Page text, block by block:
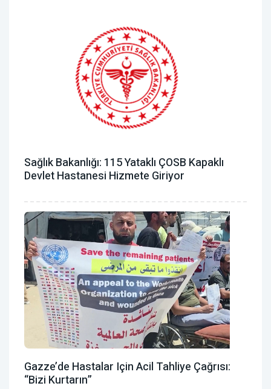
Sağlık Bakanlığı: 115 Yataklı ÇOSB Kapaklı
Devlet Hastanesi Hizmete Giriyor
Gazze’de Hastalar Için Acil Tahliye Çağrısı:
“Bizi Kurtarın”